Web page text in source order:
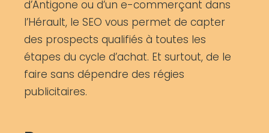
d’Antigone ou d’un e-commerçant dans
l’Hérault, le SEO vous permet de capter
des prospects qualifiés à toutes les
étapes du cycle d’achat. Et surtout, de le
faire sans dépendre des régies
publicitaires.